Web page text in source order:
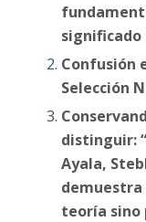
Confusión
Selección
distinguir:
Ayala,
demuestra
teoría sino